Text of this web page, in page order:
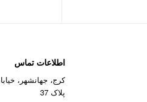
اطلاعات تماس
کرج، جهانشهر،
پلاک 37